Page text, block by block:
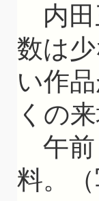
内田
数は
い作
くの
午前
料。